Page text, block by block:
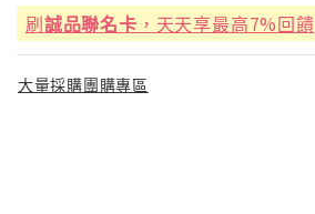
刷誠品聯名卡 ，天天享最高7%回饋
大量採購團購專區